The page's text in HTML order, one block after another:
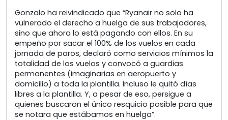
Gonzalo ha reivindicado que “Ryanair no solo ha
vulnerado el derecho a huelga de sus trabajadores,
sino que ahora lo está pagando con ellos. En su
empeño por sacar el 100% de los vuelos en cada
jornada de paros, declaró como servicios mínimos la
totalidad de los vuelos y convocó a guardias
permanentes (imaginarias en aeropuerto y
domicilio) a toda la plantilla. Incluso le quitó días
libres a la plantilla. Y, a pesar de eso, persigue a
quienes buscaron el único resquicio posible para que
se notara que estábamos en huelga”.